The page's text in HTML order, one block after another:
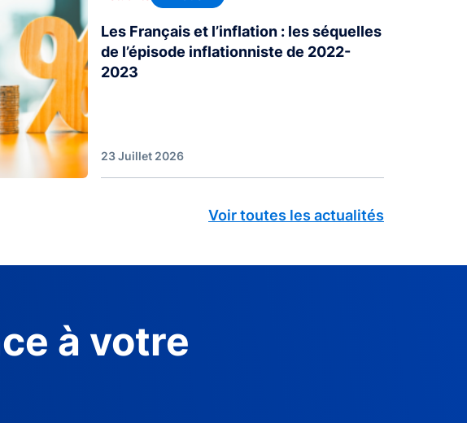
Les Français et l’inflation : les séquelles
de l’épisode inflationniste de 2022-
2023
23 Juillet 2026
Voir toutes les actualités
à votre